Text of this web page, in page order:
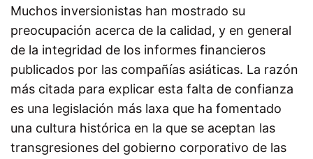
Muchos inversionistas han mostrado su
preocupación acerca de la calidad, y en general
de la integridad de los informes financieros
publicados por las compañías asiáticas. La razón
más citada para explicar esta falta de confianza
es una legislación más laxa que ha fomentado
una cultura histórica en la que se aceptan las
transgresiones del gobierno corporativo de las